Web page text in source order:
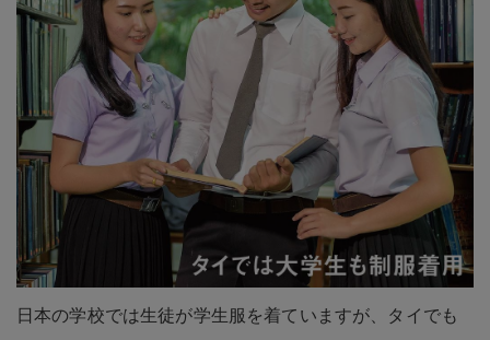
日本の学校では生徒が学生服を着ていますが、タイでも